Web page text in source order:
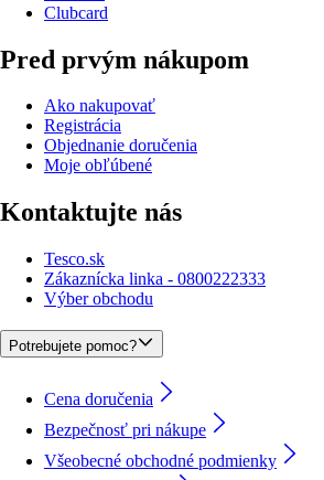
Clubcard
Pred prvým nákupom
Ako nakupovať
Registrácia
Objednanie doručenia
Moje obľúbené
Kontaktujte nás
Tesco.sk
Zákaznícka linka - 0800222333
Výber obchodu
Potrebujete pomoc?
Cena doručenia
Bezpečnosť pri nákupe
Všeobecné obchodné podmienky